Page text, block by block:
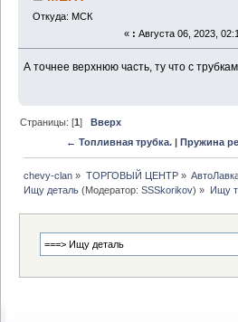
Откуда: МСК
« : Августа 06, 2023,
А точнее верхнюю часть, ту что с
Страницы: [1]
Вверх
← Топливная трубка.| Пружина
chevy-clan » ТОРГОВЫЙ ЦЕНТР»
Ищу деталь (Модератор:SSSkorikov) » Ищу